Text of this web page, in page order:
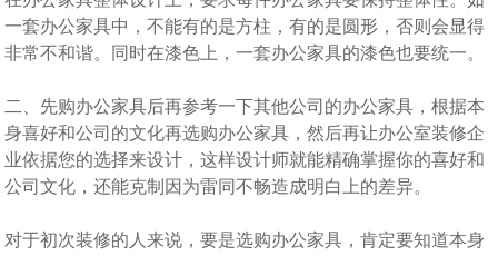
一套办公家具中，不能有的是方柱，有的是圆形，否则会显得
非常不和谐。同时在漆色上，一套办公家具的漆色也要统一。
二、先购办公家具后再参考一下其他公司的办公家具，根据本
身喜好和公司的文化再选购办公家具，然后再让办公室装修企
业依据您的选择来设计，这样设计师就能精确掌握你的喜好和
公司文化，还能克制因为雷同不畅造成明白上的差异。
对于初次装修的人来说，要是选购办公家具，肯定要知道本身